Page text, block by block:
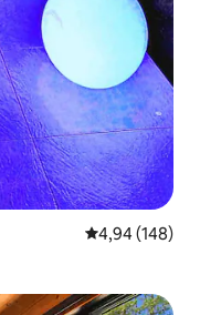
Évaluation
4,94 (148)